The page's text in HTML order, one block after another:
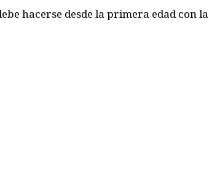
hacerse desde la primera edad con la